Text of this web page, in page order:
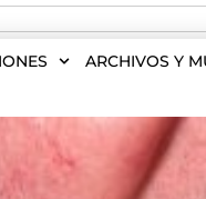
ARCHIVOS Y